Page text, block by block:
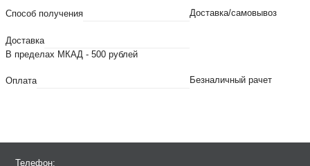
Способ получения Доставка/самовывоз
Доставка
В пределах МКАД - 500 рублей
Оплата Безналичный рачет
Телефон: